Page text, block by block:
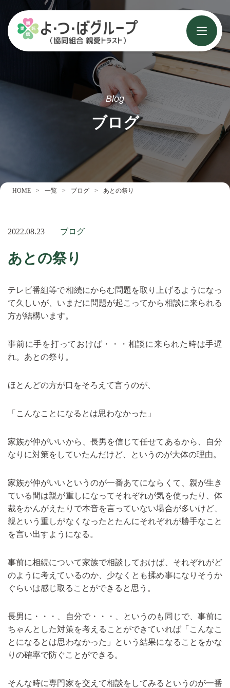
Blog
ブログ
HOME 一覧 ブログ あとの祭り
2022.08.23 ブログ
あとの祭り
テレビ番組等で相続にからむ問題を取り上げるようになっ
て久しいが、いまだに問題が起こってから相談に来られる
方が結構います。
事前に手を打っておけば・・・相談に来られた時は手遅
れ。あとの祭り。
ほとんどの方が口をそろえて言うのが、
「こんなことになるとは思わなかった」
家族が仲がいいから、長男を信じて任せてあるから、自分
なりに対策をしていたんだけど、というのが大体の理由。
家族が仲がいいというのが一番あてにならくて、親が生き
ている間は親が重しになってそれぞれが気を使ったり、体
裁をかんがえたりで本音を言っていない場合が多いけど、
親という重しがなくなったとたんにそれぞれが勝手なこと
を言い出すようになる。
事前に相続について家族で相談しておけば、それぞれがど
のように考えているのか、少なくとも揉め事になりそうか
ぐらいは感じ取ることができると思う。
長男に・・・、自分で・・・、というのも同じで、事前に
ちゃんとした対策を考えることができていれば「こんなこ
とになるとは思わなかった」という結果になることをかな
りの確率で防ぐことができる。
そんな時に専門家を交えて相談をしてみるというのが一番